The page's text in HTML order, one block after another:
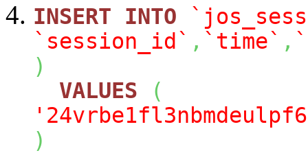
INSERT
INTO
`session_id` , `time` ,
)
VALUES
(
)